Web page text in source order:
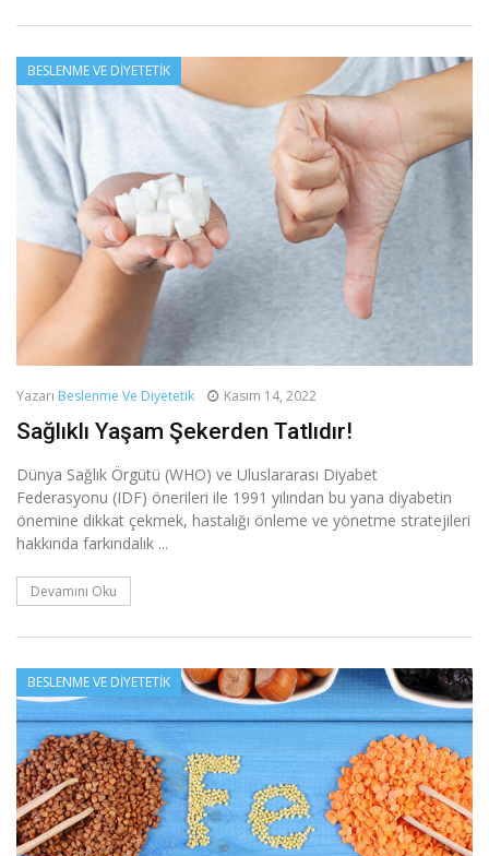
BESLENME VE DIYETETIK
Yazarı Beslenme Ve Diyetetik Kasım 14, 2022
Sağlıklı Yaşam Şekerden Tatlıdır!
Dünya Sağlık Örgütü (WHO) ve Uluslararası Diyabet
Federasyonu (IDF) önerileri ile 1991 yılından bu yana diyabetin
önemine dikkat çekmek, hastalığı önleme ve yönetme stratejileri
hakkında farkındalık ...
Devamını Oku
BESLENME VE DIYETETIK